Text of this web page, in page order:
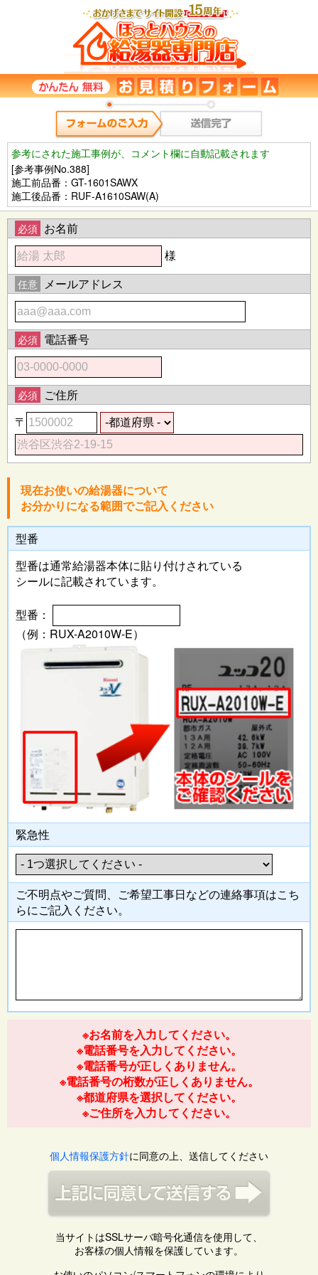
参考にされた施工事例が、コメント欄に自動記載されます
[参考事例No.388]
施工前品番：GT-1601SAWX
施工後品番：RUF-A1610SAW(A)
必須 お名前
様
任意 メールアドレス
必須 電話番号
必須 ご住所
〒
現在お使いの給湯器について
お分かりになる範囲でご記入ください
型番
型番は通常給湯器本体に貼り付けされている
シールに記載されています。
型番：
（例：RUX-A2010W-E）
緊急性
ご不明点やご質問、ご希望工事日などの連絡事項はこち
らにご記入 ください。
※お名前を入力してください。
※電話番号を入力してください。
※電話番号が正しくありません。
※電話番号の桁数が正しくありません。
※都道府県を選択してください。
※ご住所を入力してください。
個人情報保護方針に同意の上、送信してください
当サイトはSSLサーバ暗号化通信を使用して、
お客様の個人情報を保護しています。